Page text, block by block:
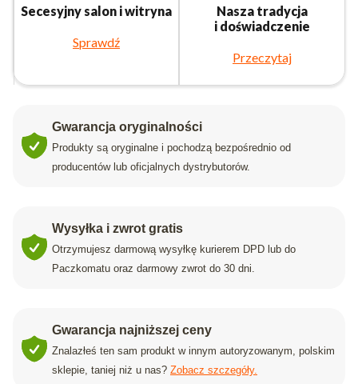
Secesyjny salon i witryna
Sprawdź
Nasza tradycja
i doświadczenie
Przeczytaj
Gwarancja oryginalności
Produkty są oryginalne i pochodzą bezpośrednio od
producentów lub oficjalnych dystrybutorów.
Wysyłka i zwrot gratis
Otrzymujesz darmową wysyłkę kurierem DPD lub do
Paczkomatu oraz darmowy zwrot do 30 dni.
Gwarancja najniższej ceny
Znalazłeś ten sam produkt w innym autoryzowanym, polskim
sklepie, taniej niż u nas? Zobacz szczegóły.